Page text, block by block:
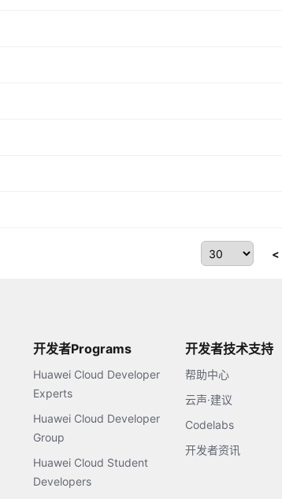
<
开发者Programs
Huawei Cloud Developer
Experts
Huawei Cloud Developer
Group
Huawei Cloud Student
Developers
开发者技术支持
帮助中心
云声·建议
Codelabs
开发者资讯